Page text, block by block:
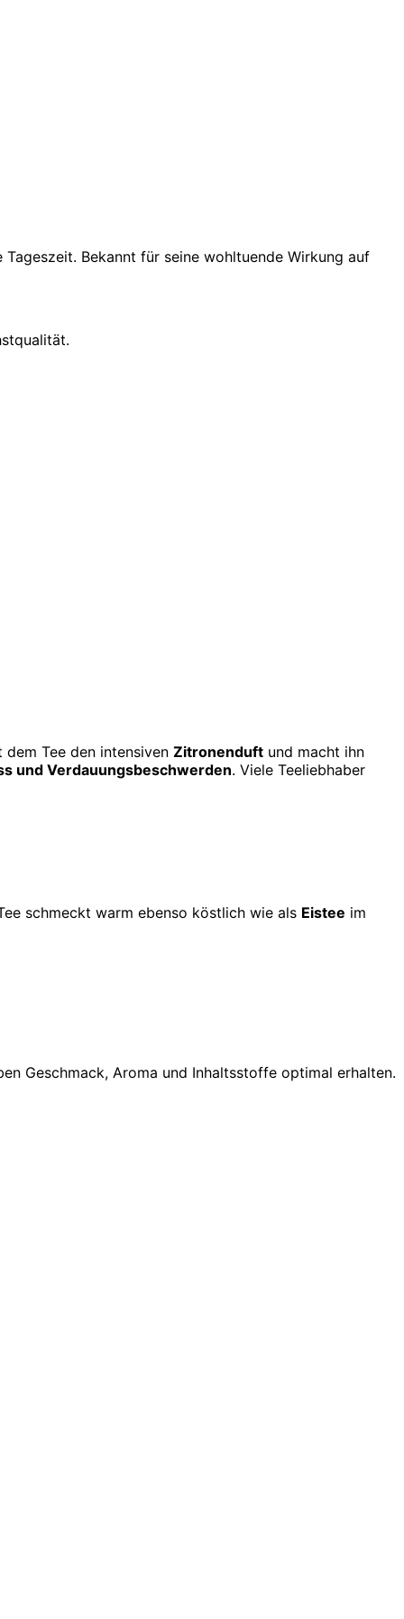
Bekannt für seine wohltuende Wirkung auf
Tee den intensiven Zitronenduft und macht ihn
und Verdauungsbeschwerden. Viele Teeliebhaber
schmeckt warm ebenso köstlich wie als Eistee im
Geschmack, Aroma und Inhaltsstoffe optimal erhalten.